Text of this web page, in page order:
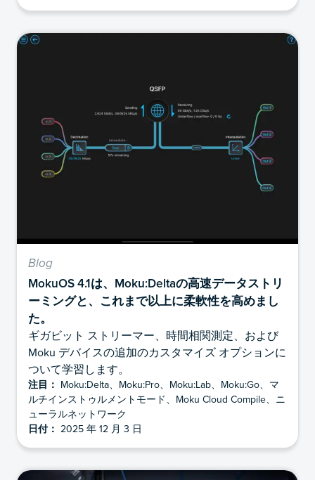
Blog
MokuOS 4.1は、Moku:Deltaの高速データストリ
ーミングと、これまで以上に柔軟性を高めまし
た。
ギガビット ストリーマー、時間相関測定、および
Moku デバイスの追加のカスタマイズ オプションに
ついて学習します。
注目： Moku:Delta、Moku:Pro、Moku:Lab、Moku:Go、マ
ルチインストゥルメントモード、Moku Cloud Compile、ニ
ューラルネットワーク
日付： 2025 年 12 月 3 日